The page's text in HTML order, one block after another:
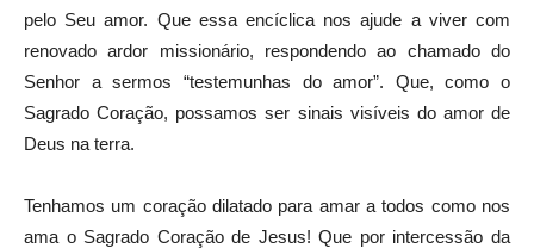
pelo Seu amor. Que essa encíclica nos ajude a viver com
renovado ardor missionário, respondendo ao chamado do
Senhor a sermos “testemunhas do amor”. Que, como o
Sagrado Coração, possamos ser sinais visíveis do amor de
Deus na terra.
Tenhamos um coração dilatado para amar a todos como nos
ama o Sagrado Coração de Jesus! Que por intercessão da